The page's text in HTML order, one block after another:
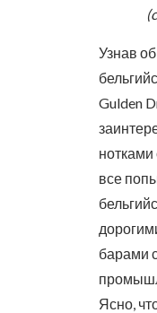
Узнав
Gulden
нотками
все
барами
Ясно,